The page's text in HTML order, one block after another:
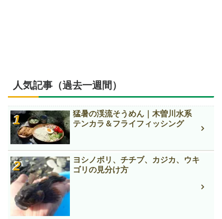
人気記事（過去一週間）
猛暑の渓流そうめん｜木曽川水系
テンカラ＆フライフィッシング
ヨシノボリ、チチブ、カジカ、ウキ
ゴリの見分け方